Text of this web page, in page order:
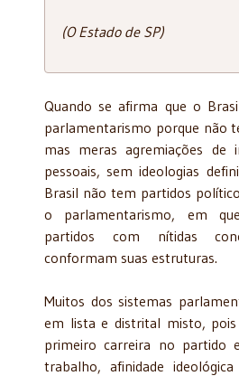
(O Estado de SP)
Quando se afirma que o
parlamentarismo porque não
mas meras agremiações de
pessoais, sem ideologias
Brasil não tem partidos
o parlamentarismo, em
partidos com nítidas
conformam suas estruturas.
Muitos dos sistemas
em lista e distrital misto, pois
primeiro carreira no partido
trabalho, afinidade